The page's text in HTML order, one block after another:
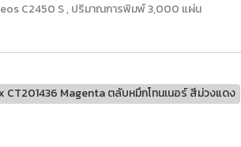
C2450 S , ปริมาณการพิมพ์ 3,000 แผ่น
CT201436 Magenta ตลับหมึกโทนเนอร์ สีม่วงแดง